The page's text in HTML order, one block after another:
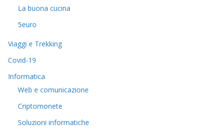
La buona cucina
5euro
Viaggi e Trekking
Covid-19
Informatica
Web e comunicazione
Criptomonete
Soluzioni informatiche